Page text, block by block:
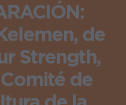
de
Strength,
de